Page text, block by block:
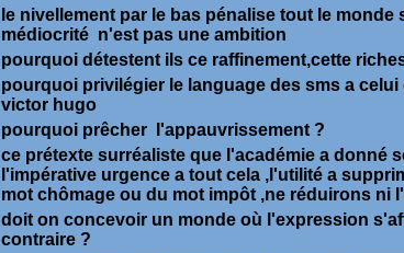
le nivellement par le bas pénalise tout le
médiocrité n'est pas une ambition
pourquoi détestent ils ce raffinement,cette
pourquoi privilégier le language des sms a
victor hugo
pourquoi prêcher l'appauvrissement ?
ce prétexte surréaliste que l'académie a donné
l'impérative urgence a tout cela ,l'utilité a
mot chômage ou du mot impôt ,ne réduirons ni
doit on concevoir un monde où l'expression
contraire ?